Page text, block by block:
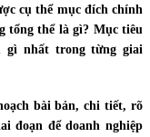
cụ thể mục đích chính
tổng thể là gì? Mục tiêu
gì nhất trong từng giai
bài bản, chi tiết, rõ
đoạn để doanh nghiệp